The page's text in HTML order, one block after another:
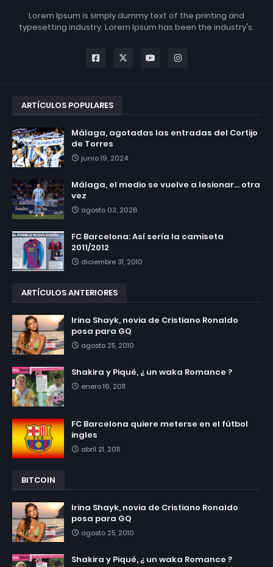
Lorem Ipsum is simply dummy text of the printing and
typesetting industry. Lorem Ipsum has been the industry's.
ARTÍCULOS POPULARES
Málaga, agotadas las entradas del Cortijo
de Torres
junio 19, 2024
Málaga, el medio se vuelve a lesionar... otra
vez
agosto 03, 2026
FC Barcelona: Así sería la camiseta
2011/2012
diciembre 31, 2010
ARTÍCULOS ANTERIORES
Irina Shayk, novia de Cristiano Ronaldo
posa para GQ
agosto 25, 2010
Shakira y Piqué, ¿ un waka Romance ?
enero 16, 2011
FC Barcelona quiere meterse en el fútbol
ingles
abril 21, 2011
BITCOIN
Irina Shayk, novia de Cristiano Ronaldo
posa para GQ
agosto 25, 2010
Shakira y Piqué, ¿ un waka Romance ?